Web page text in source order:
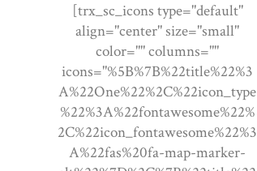
[trx_sc_icons type="default"
align="center" size="small"
color="" columns=""
icons="%5B%7B%22title%22%3
A%22One%22%2C%22icon_type
%22%3A%22fontawesome%22%
2C%22icon_fontawesome%22%3
A%22fas%20fa-map-marker-